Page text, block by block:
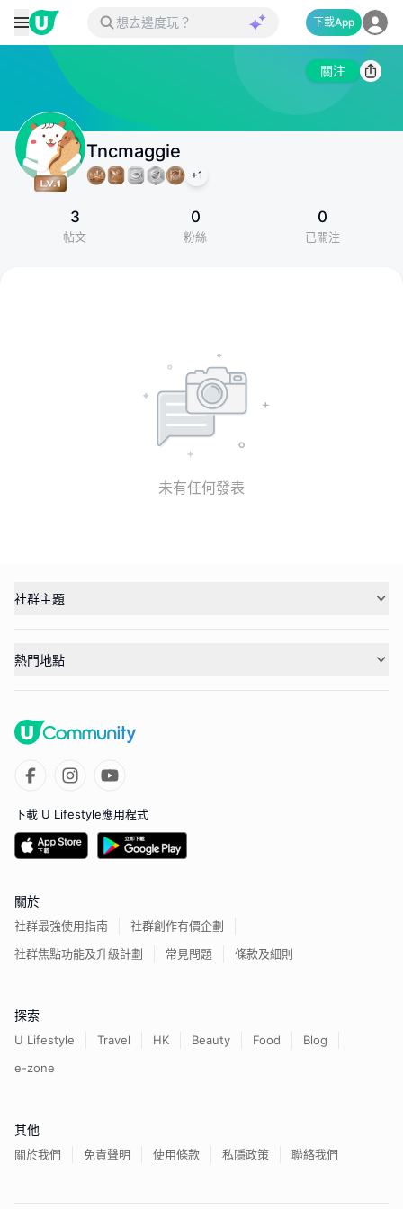
下載App
關注
Tncmaggie
+1
3
帖文
0
粉絲
0
已關注
未有任何發表
社群主題
熱門地點
下載 U Lifestyle應用程式
關於
社群最強使用指南
社群創作有價企劃
社群焦點功能及升級計劃
常見問題 條款及細則
探索
U Lifestyle Travel HK Beauty Food
Blog
e-zone
其他
關於我們 免責聲明 使用條款 私隱政策 聯絡我們